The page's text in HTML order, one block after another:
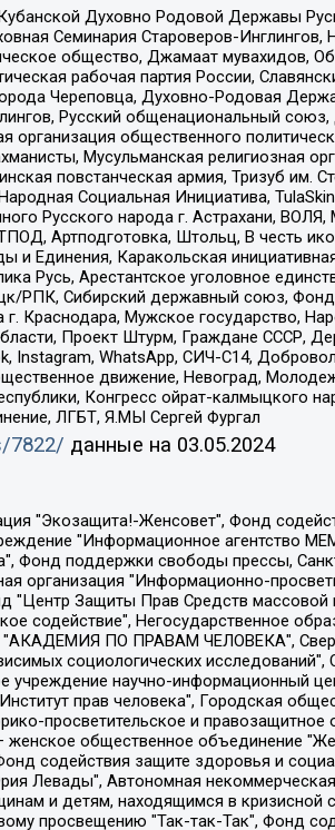
Духовно Родовой Державы
Семинария Староверов-
общество, Джамаат мувахидов,
рабочая партия России,
Череповца, Духовно-Родовая
Русский общенациональный
общественного
Мусульманская религиозная
повстанческая армия, Тризуб им.
Социальная Инициатива,
Русского народа г. Астрахани,
Артподготовка, Штольц, В честь
Единения, Каракольская
Русь, Арестантское уголовное
РПК, Сибирский державный союз,
Краснодара, Мужское государство,
Проект Штурм, Граждане СССР,
Instagram, WhatsApp, СИЧ-С14,
движение, Невоград,
Конгресс ойрат-калмыцкого
ЛГБТ, Я.МЫ Сергей Фургал
7822/ данные на 03.05.2024
профессиональный союз работников здравоохранения "Альянс врачей", Юридическое лицо, зарегистрированное в Латвийской Республике, SIA "Medusa Project" (регистрационный номер 40103797863, дата регистрации 10.06.2014), Некоммерческая организация "Фонд по борьбе с коррупцией", Автономная некоммерческая организация "Институт права и публичной политики", Баданин Роман Сергеевич, Гликин Максим Александрович, Железнова Мария Михайловна, Лукьянова Юлия Сергеевна, Маетная Елизавета Витальевна, Маняхин Петр Борисович, Чуракова Ольга Владимировна, Ярош Юлия Петровна, Юридическое лицо "The Insider SIA", зарегистрированное в Риге, Латвийская Республика (дата регистрации 26.06.2015), являющееся администратором доменного имени интернет-издания "The Insider SIA", https://theins.ru, Постернак Алексей Евгеньевич, Рубин Михаил Аркадьевич, Анин Роман Александрович, Юридическое лицо Istories fonds, зарегистрированное в Латвийской Республике (регистрационный номер 50008295751, дата регистрации 24.02.2020), Великовский Дмитрий Александрович, Долинина Ирина Николаевна, Мароховская Алеся Алексеевна, Шлейнов Роман Юрьевич, Шмагун Олеся Валентиновна, Общество с ограниченной ответственностью "Альтаир 2021", Общество с ограниченной ответственностью "Вега 2021", Общество с ограниченной ответственностью "Главный редактор 2021", Общество с ограниченной ответственностью "Ромашки монолит", Важенков Артем Валерьевич, Ивановская областная общественная организация "Центр гендерных исследований", Гурман Юрий Альбертович, Медиапроект "ОВД-Инфо", Егоров Владимир Владимирович, Жилинский Владимир Александрович, Общество с ограниченной ответственностью "ЗП", Иванова София Юрьевна, Карезина Инна Павловна, Кильтау Екатерина Викторовна, Петров Алексей Викторович, Пискунов Сергей Евгеньевич, Смирнов Сергей Сергеевич, Тихонов Михаил Сергеевич, Общество с ограниченной ответственностью "ЖУРНАЛИСТ-ИНОСТРАННЫЙ АГЕНТ", Арапова Галина Юрьевна, Вольтская Татьяна Анатольевна, Американская компания "Mason G.E.S. Anonymous Foundation" (США), являющаяся владельцем интернет-издания https://mnews.world/, Компания "Stichting Bellingcat", зарегистрированная в Нидерландах (дата регистрации 11.07.2018), Захаров Андрей Вячеславович, Клепиковская Екатерина Дмитриевна, Общество с ограниченной ответственностью "МЕМО", Перл Роман Александрович, Симонов Евгений Алексеевич, Соловьева Елена